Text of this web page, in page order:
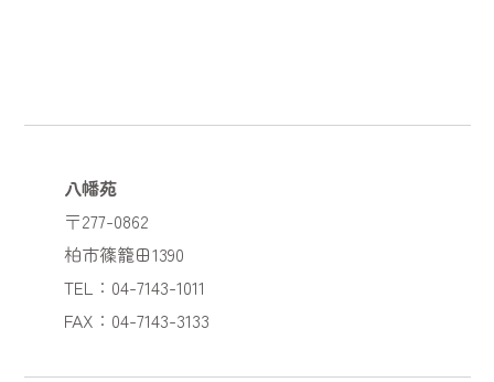
八幡苑
〒277-0862
柏市篠籠田1390
TEL：04-7143-1011
FAX：04-7143-3133